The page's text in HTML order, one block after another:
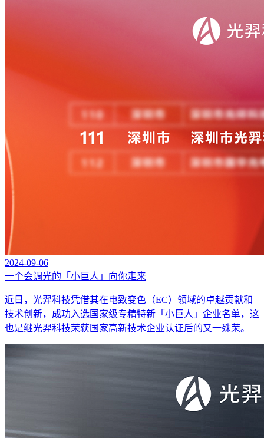
2024-09-06
一个会调光的「小巨人」向你走来
近日，光羿科技凭借其在电致变色（EC）领域的卓越贡献和
技术创新，成功入选国家级专精特新「小巨人」企业名单，这
也是继光羿科技荣获国家高新技术企业认证后的又一殊荣。